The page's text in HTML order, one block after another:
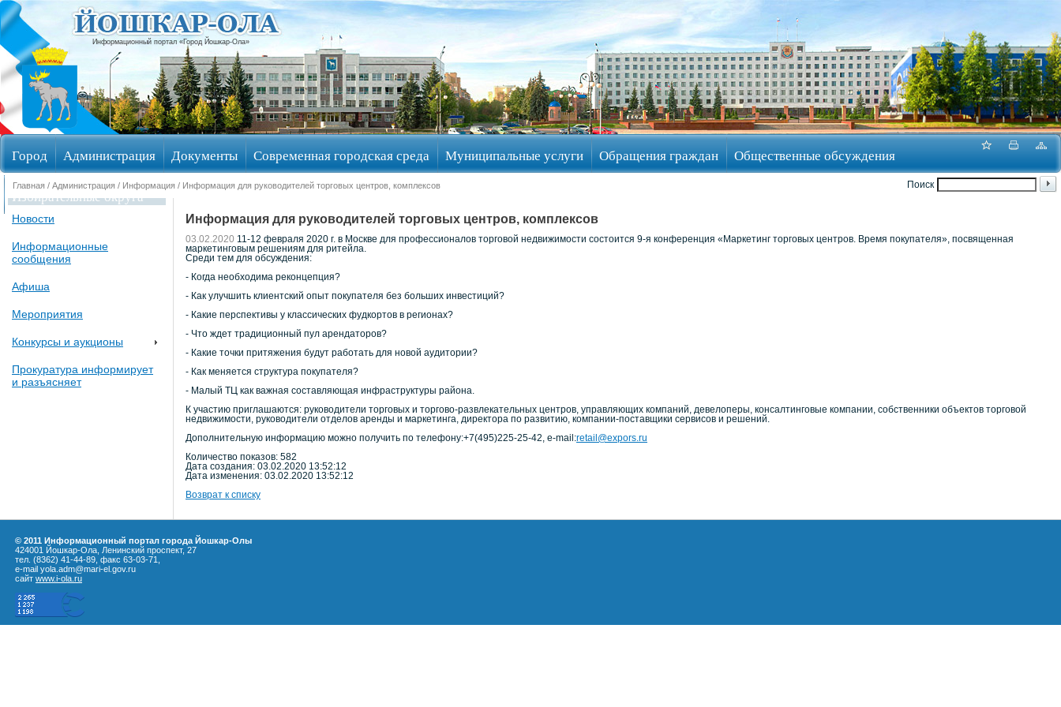
Информационный портал «Город Йошкар-Ола»
Город Администрация Документы Современная городская среда Муниципальные услуги Обращения граждан Общественные обсуждения
Избирательные округа
Поиск
Главная / Администрация / Информация / Информация для руководителей торговых центров, комплексов
Новости
Информационные
сообщения
Афиша
Мероприятия
Конкурсы и аукционы
Прокуратура информирует
и разъясняет
Информация для руководителей торговых центров, комплексов
03.02.2020 11-12 февраля 2020 г. в Москве для профессионалов торговой недвижимости состоится 9-я конференция «Маркетинг торговых центров. Время покупателя», посвященная
маркетинговым решениям для ритейла.
Среди тем для обсуждения:
- Когда необходима реконцепция?
- Как улучшить клиентский опыт покупателя без больших инвестиций?
- Какие перспективы у классических фудкортов в регионах?
- Что ждет традиционный пул арендаторов?
- Какие точки притяжения будут работать для новой аудитории?
- Как меняется структура покупателя?
- Малый ТЦ как важная составляющая инфраструктуры района.
К участию приглашаются: руководители торговых и торгово-развлекательных центров, управляющих компаний, девелоперы, консалтинговые компании, собственники объектов торговой
недвижимости, руководители отделов аренды и маркетинга, директора по развитию, компании-поставщики сервисов и решений.
Дополнительную информацию можно получить по телефону:+7(495)225-25-42, e-mail:retail@expors.ru
Количество показов: 582
Дата создания: 03.02.2020 13:52:12
Дата изменения: 03.02.2020 13:52:12
Возврат к списку
© 2011 Информационный портал города Йошкар-Олы
424001 Йошкар-Ола, Ленинский проспект, 27
тел. (8362) 41-44-89, факс 63-03-71,
e-mail yola.adm@mari-el.gov.ru
сайт www.i-ola.ru